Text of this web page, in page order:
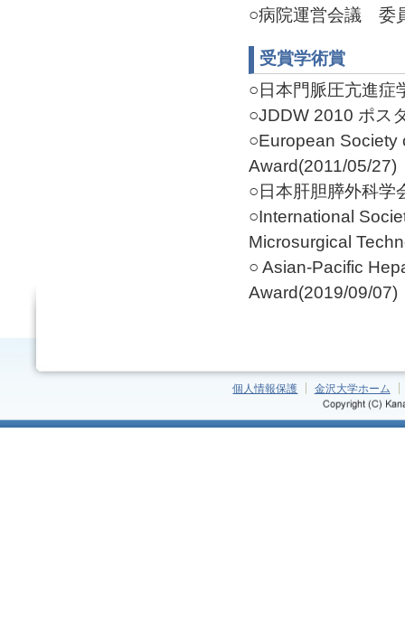
○病院運営会議 委
受賞学術賞
○日本門脈圧亢進症
○JDDW 2010 ポス
○European Society
Award(2011/05/27)
○日本肝胆膵外科学
○International
Microsurgical
○ Asian-Pacific
Award(2019/09/07)
個人情報保護 金沢大学ホーム